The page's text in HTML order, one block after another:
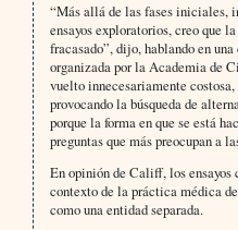
“Más allá de las fases iniciales,
ensayos exploratorios, creo que
fracasado”, dijo, hablando en
organizada por la Academia de
vuelto innecesariamente
provocando la búsqueda de
porque la forma en que se está
preguntas que más preocupan a
En opinión de Califf, los
contexto de la práctica médica
como una entidad separada.